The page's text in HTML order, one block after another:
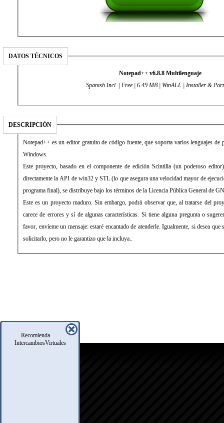
Recomienda
IntercambiosVirtuales
DATOS TÉCNICOS
Notepad++ v6.8.8 Multilenguaje
Spanish Incl. | Free | 6.49 MB | WinALL | Installer &
DESCRIPCIÓN
Notepad++ es un editor gratuito de código fuente, que soporta varios lenguajes de
Windows.
Este proyecto, basado en el componente de edición Scintilla (un poderoso
directamente la API de win32 y STL (lo que asegura una velocidad mayor de
programa final), se distribuye bajo los términos de la Licencia Pública General de
Este es un proyecto maduro. Sin embargo, podrá observar que, al tratarse del
carece de errores y sí de algunas características. Si tiene alguna pregunta o
favor, envíeme un mensaje: estaré encantado de atenderle. Igualmente, si desea
solicitarlo, pero no le garantizo que la incluya..